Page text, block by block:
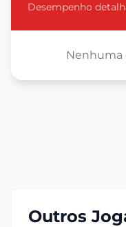
Desempenho
Nenhuma
Outros